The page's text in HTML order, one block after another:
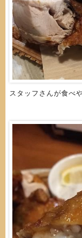
スタッフさんが食べ